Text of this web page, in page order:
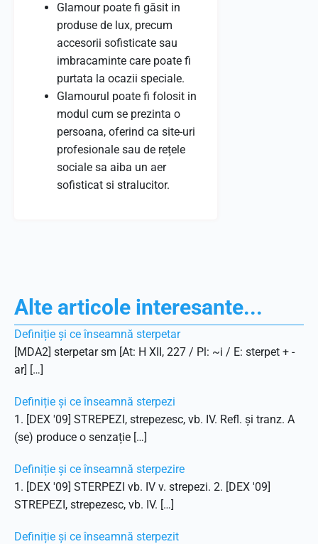
Glamour poate fi găsit in
produse de lux, precum
accesorii sofisticate sau
imbracaminte care poate fi
purtata la ocazii speciale.
Glamourul poate fi folosit in
modul cum se prezinta o
persoana, oferind ca site-uri
profesionale sau de rețele
sociale sa aiba un aer
sofisticat si stralucitor.
Alte articole interesante...
Definiție și ce înseamnă sterpetar
[MDA2] sterpetar sm [At: H XII, 227 / Pl: ~i / E: sterpet + -
ar] […]
Definiție și ce înseamnă sterpezi
1. [DEX '09] STREPEZI, strepezesc, vb. IV. Refl. și tranz. A
(se) produce o senzație […]
Definiție și ce înseamnă sterpezire
1. [DEX '09] STERPEZI vb. IV v. strepezi. 2. [DEX '09]
STREPEZI, strepezesc, vb. IV. […]
Definiție și ce înseamnă sterpezit